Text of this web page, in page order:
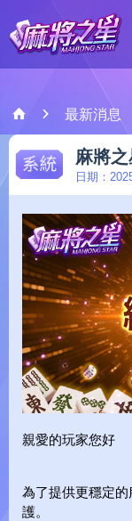
最
遊
客
會
最新消息
系統麻將
日期：
親愛的玩家您好
為了提供更穩定
護。